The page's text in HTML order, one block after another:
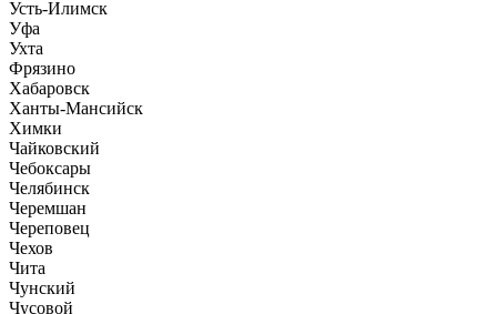
Усть-Илимск
Уфа
Ухта
Фрязино
Хабаровск
Ханты-Мансийск
Химки
Чайковский
Чебоксары
Челябинск
Черемшан
Череповец
Чехов
Чита
Чунский
Чусовой